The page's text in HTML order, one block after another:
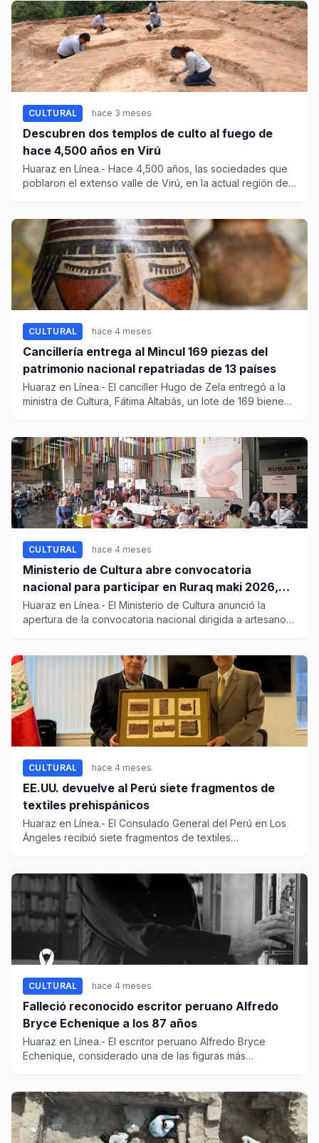
CULTURAL hace 3 meses
Descubren dos templos de culto al fuego de
hace 4,500 años en Virú
Huaraz en Línea.- Hace 4,500 años, las sociedades que
poblaron el extenso valle de Virú, en la actual región de
CULTURAL hace 4 meses
Cancillería entrega al Mincul 169 piezas del
patrimonio nacional repatriadas de 13 países
Huaraz en Línea.- El canciller Hugo de Zela entregó a la
ministra de Cultura, Fátima Altabás, un lote de 169 bienes
CULTURAL hace 4 meses
Ministerio de Cultura abre convocatoria
nacional para participar en Ruraq maki 2026,
que celebra 20 años de arte tradicional
Huaraz en Línea.- El Ministerio de Cultura anunció la
apertura de la convocatoria nacional dirigida a artesanos
CULTURAL hace 4 meses
EE.UU. devuelve al Perú siete fragmentos de
textiles prehispánicos
Huaraz en Línea.- El Consulado General del Perú en Los
Ángeles recibió siete fragmentos de textiles
CULTURAL hace 4 meses
Falleció reconocido escritor peruano Alfredo
Bryce Echenique a los 87 años
Huaraz en Línea.- El escritor peruano Alfredo Bryce
Echenique, considerado una de las figuras más